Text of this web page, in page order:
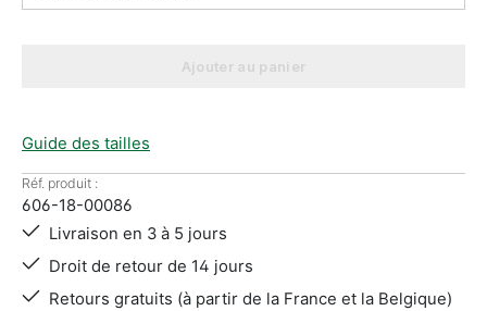
Ajouter au panier
Guide des tailles
Réf. produit :
606-18-00086
Livraison en 3 à 5 jours
Droit de retour de 14 jours
Retours gratuits (à partir de la France et la Belgique)